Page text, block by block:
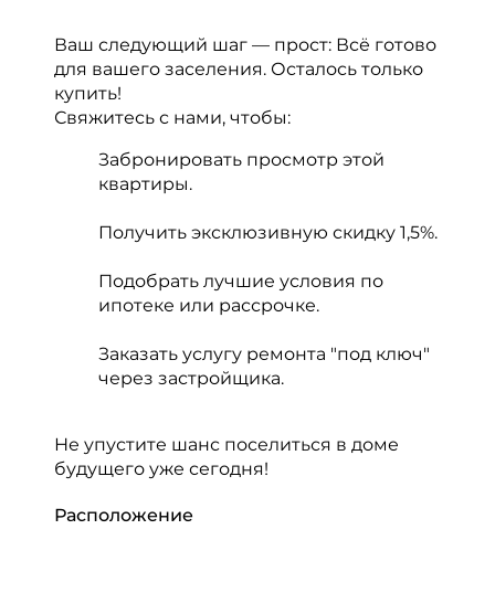
Ваш следующий шаг — прост: Всё готово
для вашего заселения. Осталось только
купить!
Свяжитесь с нами, чтобы:
Забронировать просмотр этой
квартиры.
Получить эксклюзивную скидку 1,5%.
Подобрать лучшие условия по
ипотеке или рассрочке.
Заказать услугу ремонта "под ключ"
через застройщика.
Не упустите шанс поселиться в доме
будущего уже сегодня!
Расположение